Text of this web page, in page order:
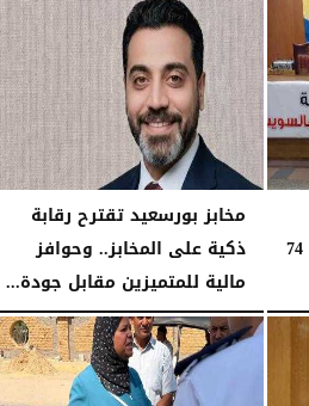
الأربعاء، 29 يوليو 2026 02:03 مـ
تشهد احتفالية وندوة العيد 74
مخابز بورسعيد تقترح رقابة
ذكية على المخابز.. وحوافز
مالية للمتميزين مقابل جودة...
السبت، 25 يوليو 2026 05:41 مـ